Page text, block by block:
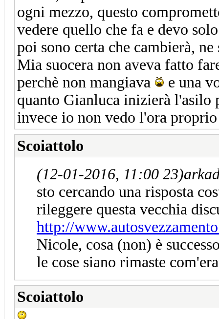
ogni mezzo, questo
vedere quello che fa e devo
poi sono certa che cambierà, ne
Mia suocera non aveva fatto
perchè non mangiava
e una
quanto Gianluca inizierà l'asilo
invece io non vedo l'ora
Scoiattolo
(12-01-2016, 11:00 23)
sto cercando una risposta
rileggere questa vecchia
http://
Nicole, cosa (non) è
le cose siano rimaste
Scoiattolo